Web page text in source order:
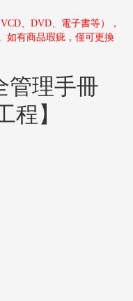
、DVD、電子書等），
如有商品瑕疵，僅可更換
管理手冊
程】